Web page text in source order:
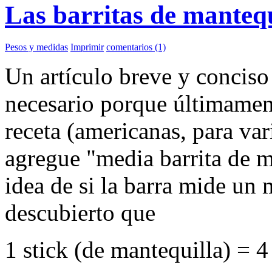
Las barritas de
Pesos y medidas Imprimir comentarios (1)
Un artículo breve y
necesario porque
receta (americanas, para
agregue "media barrita de
idea de si la barra mide
descubierto que
1 stick (de mantequilla) =